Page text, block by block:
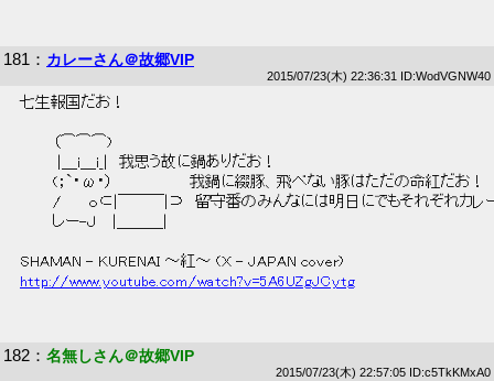
181 ： カレーさん＠故郷VIP
2015/07/23(木) 22:36:31 ID:WodVGNW40
七生報国だお！
（⌒⌒⌒)
|＿i＿i_|　我思う故に鍋ありだお！
(；`・ω・）　　　　　　　我鍋に綴豚、飛べない豚はただの命紅だお！
/　　 ｏ⊂|￣￣￣|⊃　留守番のみんなには明日にでもそれぞれカレ
しー-Ｊ　 |＿＿＿|
SHAMAN - KURENAI ～紅～ (X - JAPAN cover)
http://www.youtube.com/watch?v=5A6UZgJCytg
182 ： 名無しさん＠故郷VIP
2015/07/23(木) 22:57:05 ID:c5TkKMxA0